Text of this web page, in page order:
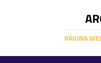
PÀGINA